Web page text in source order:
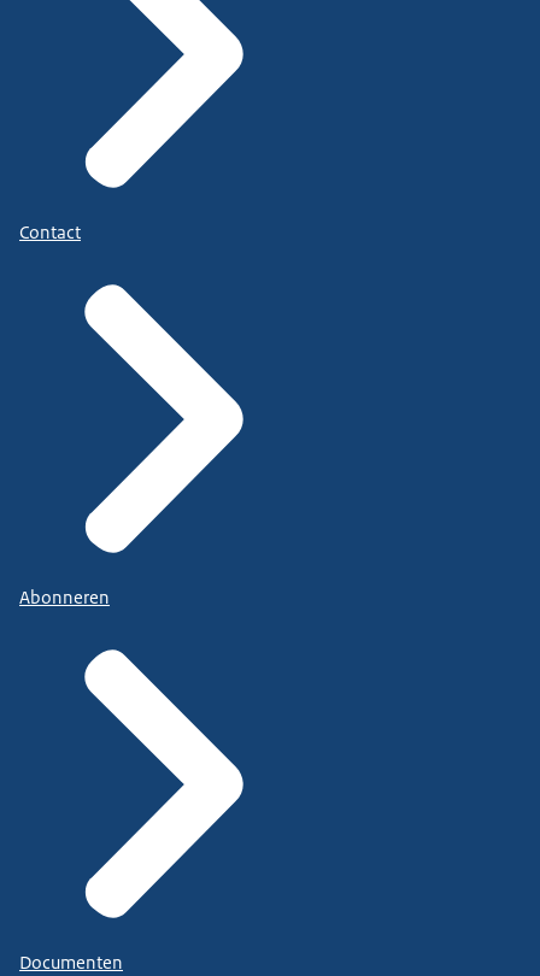
Contact
Abonneren
Documenten